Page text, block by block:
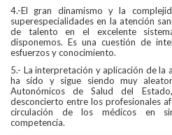
4.-El gran dinamismo y la
superespecialidades en la atención
de talento en el excelente
disponemos. Es una cuestión de
esfuerzos y conocimiento.
5.- La interpretación y aplicación de la
ha sido y sigue siendo muy
Autonómicos de Salud del
desconcierto entre los profesionales
circulación de los médicos en
competencia.